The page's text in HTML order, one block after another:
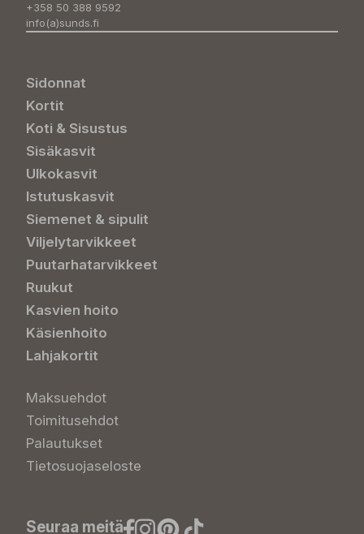
+358 50 388 9592
info(a)sunds.fi
Sidonnat
Kortit
Koti & Sisustus
Sisäkasvit
Ulkokasvit
Istutuskasvit
Siemenet & sipulit
Viljelytarvikkeet
Puutarhatarvikkeet
Ruukut
Kasvien hoito
Käsienhoito
Lahjakortit
Maksuehdot
Toimitusehdot
Palautukset
Tietosuojaseloste
Seuraa meitä